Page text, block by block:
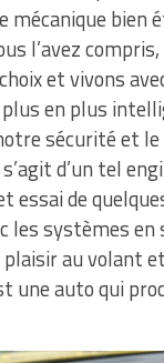
mécanique bien
l’avez compris,
et vivons
en plus
sécurité et
d’un tel
essai de
les systèmes
plaisir au volant
une auto qui